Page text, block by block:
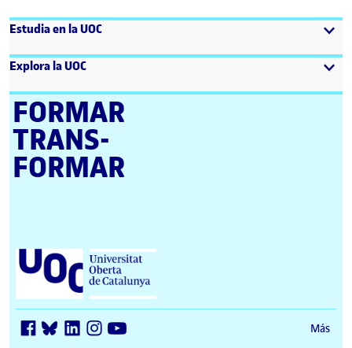
Estudia en la UOC
Explora la UOC
FORMAR
TRANS­
FORMAR
Universitat Oberta de Catalunya (UOC)
Más